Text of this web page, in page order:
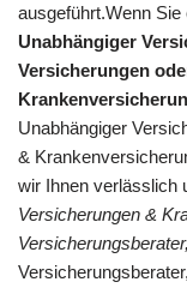
ausgeführt.Wenn
Unabhängiger
Versicherungen
Unabhängiger
&
wir Ihnen verlässlich
Versicherungen &